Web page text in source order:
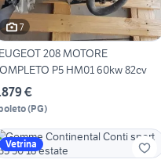
7
208 MOTORE
P5 HM01 60kw 82cv
€
(PG)
Vetrina